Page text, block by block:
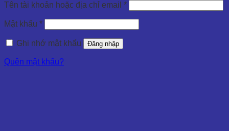
Tên tài khoản hoặc địa chỉ email *
Mật khẩu *
Ghi nhớ mật khẩu Đăng nhập
Quên mật khẩu?